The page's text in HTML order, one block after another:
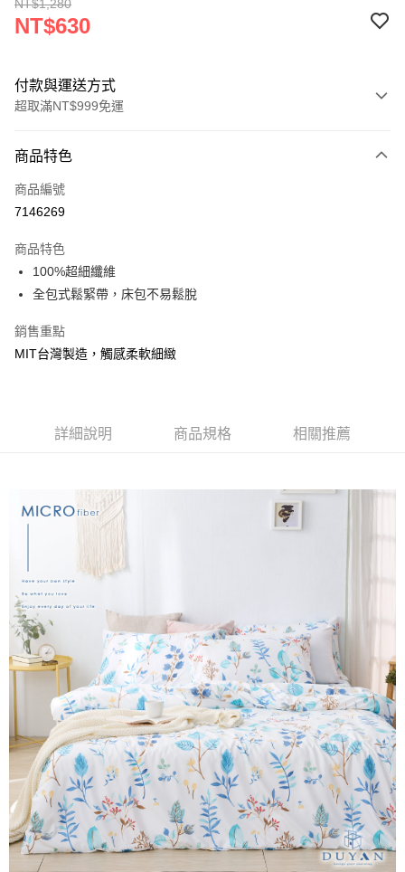
NT$1,280
NT$630
付款與運送方式
超取滿NT$999免運
信用卡一次付款
信用卡分期付款
合作金庫商業銀行
華南商業銀行
上海商業儲蓄銀行
臺灣中小企業銀行
匯豐（台灣）商業銀行
台新國際商業銀行
中國信託商業銀行
超商取貨付款
LINE Pay
Apple Pay
悠遊付
全盈+PAY
【大哥付你分期使用說明】
1.本服務由台灣大哥大提供，台灣大哥大用戶可立即使用無須另外申請。
成交易。
4.訂單成立30分鐘內，如未前往確認交易或遇審核未通過，訂單將自動取
消。如遇「轉專審核」未通過狀況，表示未達大哥付你分期系統評分，恕無
法說明評估內容。
【繳款方式說明】
1.分期款項不併入電信帳單，「大哥付你分期」於每月結算日後寄送繳費提
2.透過簡訊連結打開帳單後，可選擇「超商條碼／台灣大直營門市／銀行轉
帳／街口支付／iPASS MONEY」等通路繳費。
【注意事項】
1.本服務係由「台灣大哥大股份有限公司」（以下簡稱本公司）所提供，讓
用戶於交易時，得透過本服務購買商品或服務，並由商店將買賣／分期付款
買賣價金債權讓與本公司後，依約使用本公司帳單繳交帳款。
2.基於同意付款使用「大哥付你分期」之契約關係目的，商店將以您的個人
資料（包含姓名、電話或地址）提供予台灣大哥大進項蒐集、處理及利用，
由本公司與您本人進行分期帳單所需資料之確認、核對及更正。
3.完整用戶服務條款，請詳閱以下連結：
https://oppay.tw/userRule
AFTEE先享後付
【關於「AFTEE先享後付」】
AFTEE先享後付是「在收到商品之後才付款」的支付方式。 讓您購物簡單
便利好安心！
１．簡單：不需註冊會員、不需綁卡、不需儲值。
２．便利：只要手機號碼，簡訊認證，即可結帳。
３．安心：先確認商品／服務後，再付款。
【「AFTEE先享後付」結帳流程】
１．於結帳方式選擇「AFTEE先享後付」後，將跳轉至「AFTEE先享後付」
結帳頁面，進行簡訊認證並確認金額後，即可完成結帳。
２．訂單成立數日內，您將收到繳費通知簡訊。
３．收到繳費通知簡訊後14天內，點擊此簡訊中的連結，可透過四大超商／
ATM／網路銀行／等多元方式進行付款，方視為交易完成。
※ 請注意：結帳手續完成當下不需立刻繳費，但若您需要取消訂單，請聯絡
購買商品的店家。未經商家同意取消之訂單仍視為有效，需透過AFTEE先享
後付繳納相關費用。
※ 交易是否成功請以「AFTEE先享後付 」之結帳頁面顯示為準，若有關於
是否繳費成功／繳費後需取消欲退款等相關疑問，請聯繫「AFTEE先享後付
客戶支援中心」https://netprotections.freshdesk.com/support/home
Hami Point
相關說明
「Hami Point」為中華電信所提供之點數服務，可於會員專區綁定中華電信
會員帳號後，即可在購物車使用 Hami Point 折抵消費金額 (1點等於1元)。
ATM付款
運送方式
全家取貨付款
每筆NT$60，滿NT$999(含以上)免運費
付款後全家取貨
每筆NT$60，滿NT$999(含以上)免運費
7-11取貨付款
每筆NT$60，滿NT$999(含以上)免運費
商品特色
商品編號
7146269
商品特色
100%超細纖維
全包式鬆緊帶，床包不易鬆脫
銷售重點
MIT台灣製造，觸感柔軟細緻
詳細說明 商品規格 相關推薦